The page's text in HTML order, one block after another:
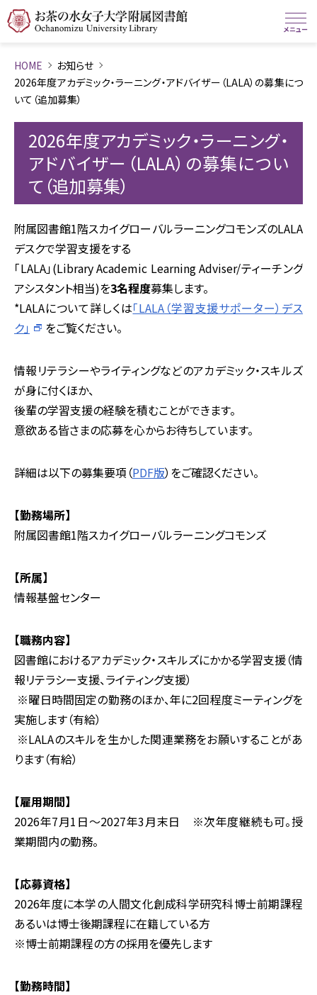
HOME
お知らせ
2026年度アカデミック・ラーニング・アドバイザー（LALA）の募集につ
いて（追加募集）
2026年度アカデミック・ラーニング・
アドバイザー（LALA）の募集につい
て（追加募集）
附属図書館1階スカイグローバルラーニングコモンズのLALA
デスクで学習支援をする
「LALA」(Library Academic Learning Adviser/ティーチング
アシスタント相当)を3名程度募集します。
*LALAについて詳しくは「LALA（学習支援サポーター）デス
ク」
をご覧ください。
情報リテラシーやライティングなどのアカデミック・スキルズ
が身に付くほか、
後輩の学習支援の経験を積むことができます。
意欲ある皆さまの応募を心からお待ちしています。
詳細は以下の募集要項（PDF版）をご確認ください。
【勤務場所】
附属図書館1階スカイグローバルラーニングコモンズ
【所属】
情報基盤センター
【職務内容】
図書館におけるアカデミック・スキルズにかかる学習支援（情
報リテラシー支援、ライティング支援）
※曜日時間固定の勤務のほか、年に2回程度ミーティングを
実施します（有給）
※LALAのスキルを生かした関連業務をお願いすることがあ
ります（有給）
【雇用期間】
2026年7月1日～2027年3月末日 ※次年度継続も可。授
業期間内の勤務。
【応募資格】
2026年度に本学の人間文化創成科学研究科博士前期課程
あるいは博士後期課程に在籍している方
※博士前期課程の方の採用を優先します
【勤務時間】